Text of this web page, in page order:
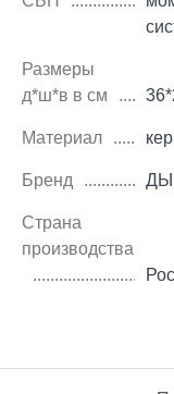
Размеры
д*ш*в в см
Материал
Бренд
Страна
производства